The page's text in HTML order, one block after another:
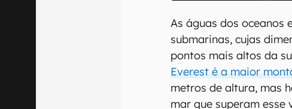
As águas dos oceanos
submarinas, cujas
pontos mais altos da
Everest é a maior
metros de altura, mas
mar que superam esse